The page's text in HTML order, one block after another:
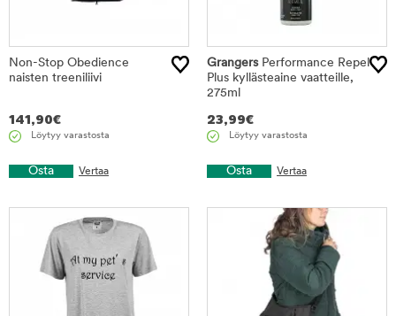
Non-Stop Obedience
naisten treeniliivi
141,90€
Löytyy varastosta
Osta Vertaa
GrangersPerformance Repel
Plus kyllästeaine vaatteille,
275ml
23,99€
Löytyy varastosta
Osta Vertaa